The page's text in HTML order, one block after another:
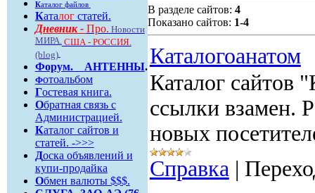
Каталог файлов
Каталогстатей.
Дневник - Про. Новости
МИРА.США - РОССИЯ.
(blog)
Форум. АНТЕННЫ.
Фотоальбом
Гостевая книга.
Обратная связь c
Администрацией.
Каталог сайтов и
статей. ->>>
Доска объявлений и
купи-продайка
Обмен валюты $$$.
В разделе сайтов: 4
Показано сайтов: 1-4
Каталогоанатом
Каталог сайтов
ссылки взамен.
новых
Справка|